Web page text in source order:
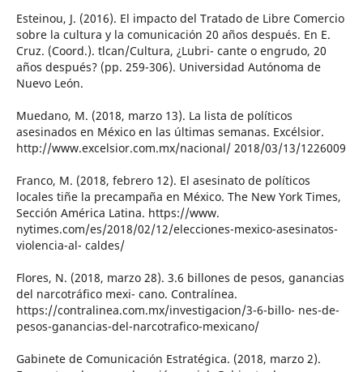
Esteinou, J. (2016). El impacto del Tratado de Libre Comercio
sobre la cultura y la comunicación 20 años después. En E.
Cruz. (Coord.). tlcan/Cultura, ¿Lubri- cante o engrudo, 20
años después? (pp. 259-306). Universidad Autónoma de
Nuevo León.
Muedano, M. (2018, marzo 13). La lista de políticos
asesinados en México en las últimas semanas. Excélsior.
http://www.excelsior.com.mx/nacional/ 2018/03/13/1226009
Franco, M. (2018, febrero 12). El asesinato de políticos
locales tiñe la precampaña en México. The New York Times,
Sección América Latina. https://www.
nytimes.com/es/2018/02/12/elecciones-mexico-asesinatos-
violencia-al- caldes/
Flores, N. (2018, marzo 28). 3.6 billones de pesos, ganancias
del narcotráfico mexi- cano. Contralínea.
https://contralinea.com.mx/investigacion/3-6-billo- nes-de-
pesos-ganancias-del-narcotrafico-mexicano/
Gabinete de Comunicación Estratégica. (2018, marzo 2).